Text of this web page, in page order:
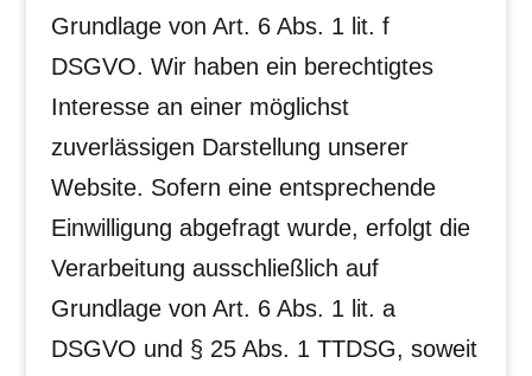
Grundlage von Art. 6 Abs. 1 lit. f
DSGVO. Wir haben ein berechtigtes
Interesse an einer möglichst
zuverlässigen Darstellung unserer
Website. Sofern eine entsprechende
Einwilligung abgefragt wurde, erfolgt die
Verarbeitung ausschließlich auf
Grundlage von Art. 6 Abs. 1 lit. a
DSGVO und § 25 Abs. 1 TTDSG, soweit